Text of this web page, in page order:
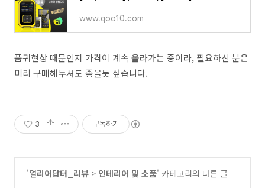
www.qoo10.com
품귀현상 때문인지 가격이 계속 올라가는 중이라, 필요하신 분은
미리 구매해두셔도 좋을듯 싶습니다.
3 구독하기
'얼리어답터_리뷰 > 인테리어 및 소품' 카테고리의 다른 글